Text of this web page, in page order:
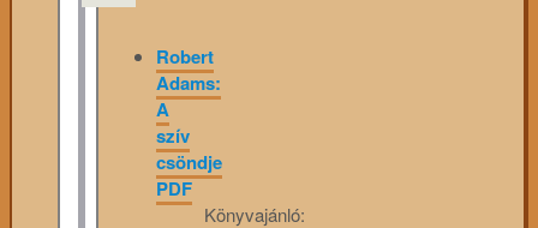
Robert
Adams:
A
szív
csöndje
PDF
Könyvajánló: